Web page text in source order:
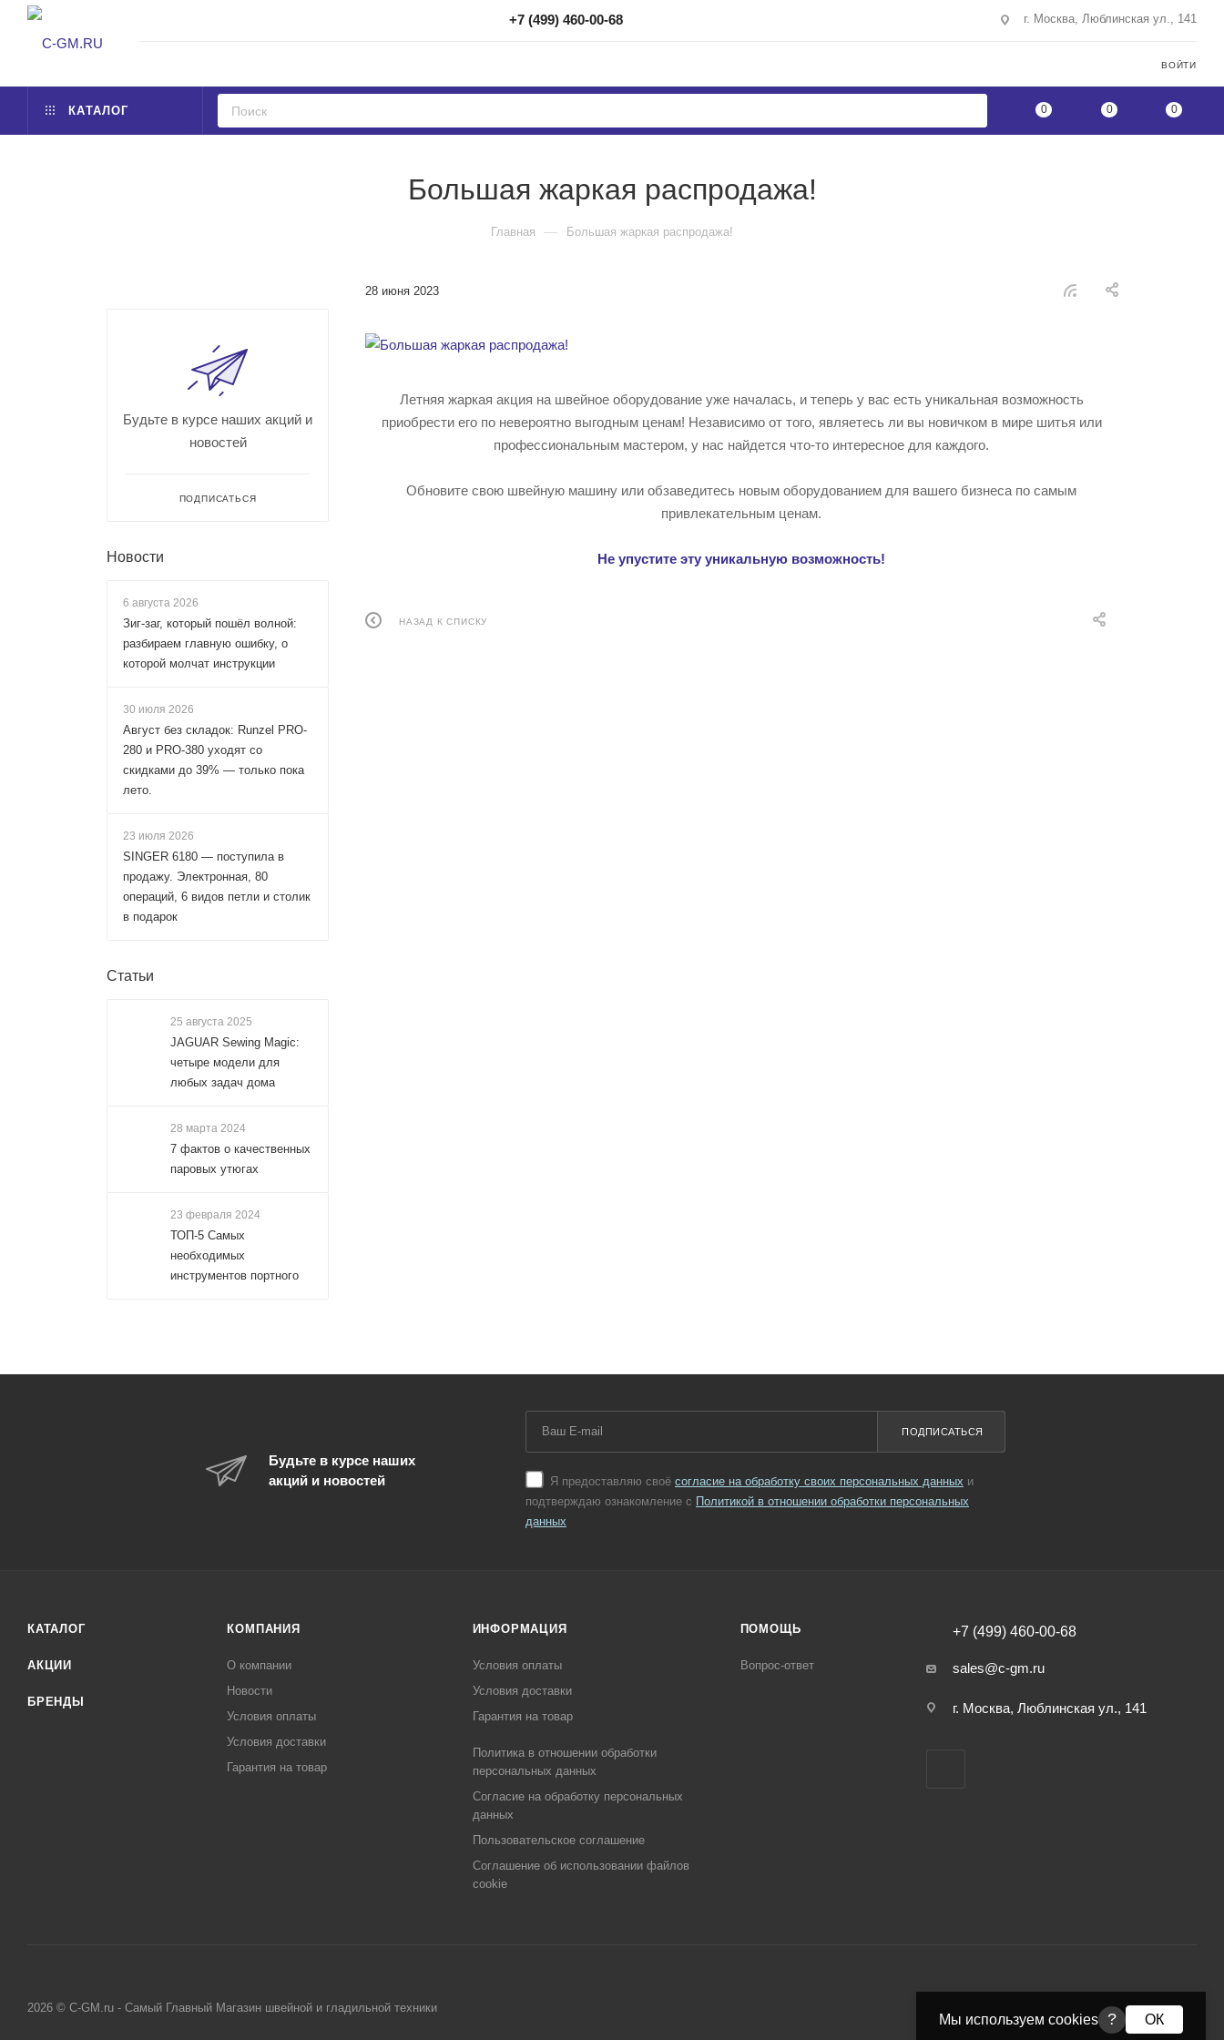
+7 (499) 460-00-68 г. Москва, Люблинская ул., 141
ВОЙТИ
КАТАЛОГ 0 0 0
Большая жаркая распродажа!
Главная — Большая жаркая распродажа!
28 июня 2023
Летняя жаркая акция на швейное оборудование уже началась, и теперь у вас есть уникальная возможность
приобрести его по невероятно выгодным ценам! Независимо от того, являетесь ли вы новичком в мире шитья или
профессиональным мастером, у нас найдется что-то интересное для каждого.
Обновите свою швейную машину или обзаведитесь новым оборудованием для вашего бизнеса по самым
привлекательным ценам.
Не упустите эту уникальную возможность!
НАЗАД К СПИСКУ
Будьте в курсе наших акций и
новостей
ПОДПИСАТЬСЯ
Новости
6 августа 2026
Зиг-заг, который пошёл волной:
разбираем главную ошибку, о
которой молчат инструкции
30 июля 2026
Август без складок: Runzel PRO-
280 и PRO-380 уходят со
скидками до 39% — только пока
лето.
23 июля 2026
SINGER 6180 — поступила в
продажу. Электронная, 80
операций, 6 видов петли и столик
в подарок
Статьи
25 августа 2025
JAGUAR Sewing Magic:
четыре модели для
любых задач дома
28 марта 2024
7 фактов о качественных
паровых утюгах
23 февраля 2024
ТОП-5 Самых
необходимых
инструментов портного
Будьте в курсе наших
акций и новостей
Я предоставляю своё согласие на обработку своих персональных данных и
подтверждаю ознакомление с Политикой в отношении обработки персональных
данных
ПОДПИСАТЬСЯ
КАТАЛОГ
АКЦИИ
БРЕНДЫ
КОМПАНИЯ
О компании
Новости
Условия оплаты
Условия доставки
Гарантия на товар
ИНФОРМАЦИЯ
Условия оплаты
Условия доставки
Гарантия на товар
Политика в отношении обработки
персональных данных
Cогласие на обработку персональных
данных
Пользовательское соглашение
Cоглашение об использовании файлов
cookie
ПОМОЩЬ
Вопрос-ответ
+7 (499) 460-00-68
sales@c-gm.ru
г. Москва, Люблинская ул., 141
2026 © C-GM.ru - Самый Главный Магазин швейной и гладильной техники
Мы используем cookies ? ОК